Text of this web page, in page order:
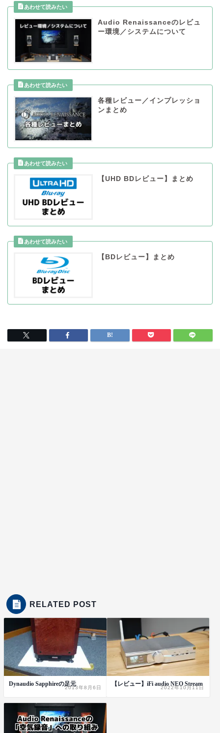
Audio Renaissanceのレビュ
ー環境／システムについて
各種レビュー／インプレッショ
ンまとめ
【UHD BDレビュー】まとめ
【BDレビュー】まとめ
RELATED POST
Dynaudio Sapphireの足元
2013年8月6日
【レビュー】iFi audio NEO Stream
2022年10月11日